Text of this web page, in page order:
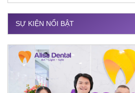
SỰ KIỆN NỔI BẬT